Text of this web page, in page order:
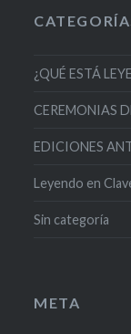
¿QUÉ ESTÁ
CEREMONIAS
EDICIONES
Leyendo en
Sin categoría
META